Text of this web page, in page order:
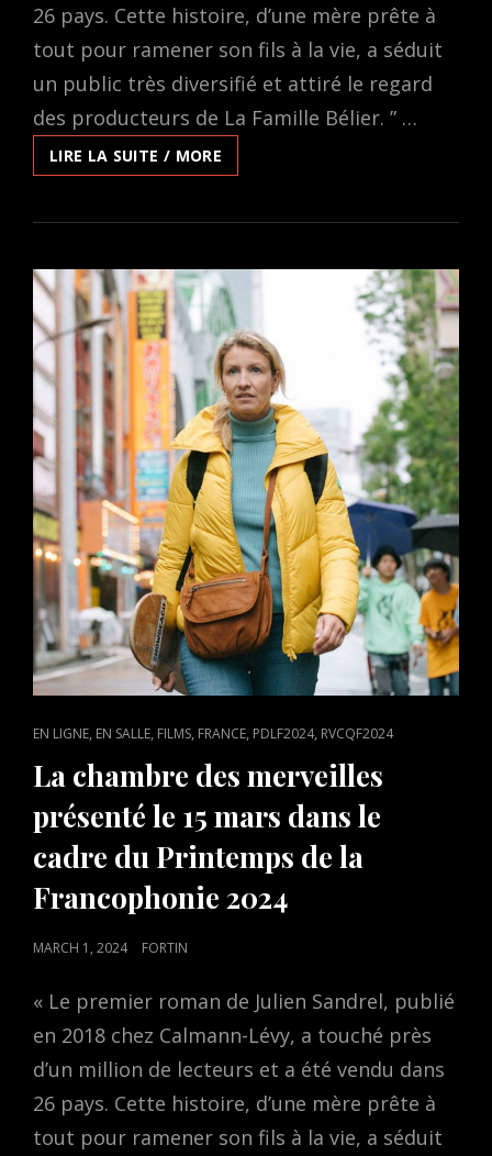
26 pays. Cette histoire, d’une mère prête à
tout pour ramener son fils à la vie, a séduit
un public très diversifié et attiré le regard
des producteurs de La Famille Bélier. ” …
LIRE LA SUITE / MORE
LIGNE
EVENTIVE:
CHAMBRE
DES
MERVEILLES,
RÉALISÉ
PAR
LISA
AZUELOS
CAT
EN LIGNE, EN SALLE, FILMS, FRANCE, PDLF2024, RVCQF2024
La chambre des merveilles
présenté le 15 mars dans le
cadre du Printemps de la
Francophonie 2024
POSTED
MARCH 1, 2024 FORTIN
« Le premier roman de Julien Sandrel, publié
en 2018 chez Calmann-Lévy, a touché près
d’un million de lecteurs et a été vendu dans
26 pays. Cette histoire, d’une mère prête à
tout pour ramener son fils à la vie, a séduit